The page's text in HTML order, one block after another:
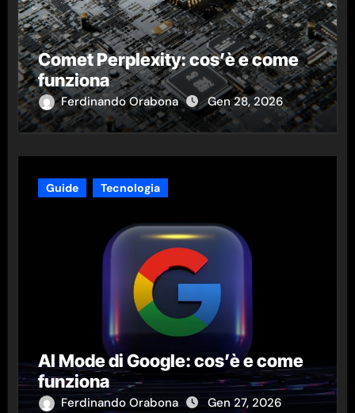
Comet Perplexity: cos’è e come
funziona
Ferdinando Orabona Gen 28, 2026
Guide Tecnologia
AI Mode di Google: cos’è e come
funziona
Ferdinando Orabona Gen 27, 2026